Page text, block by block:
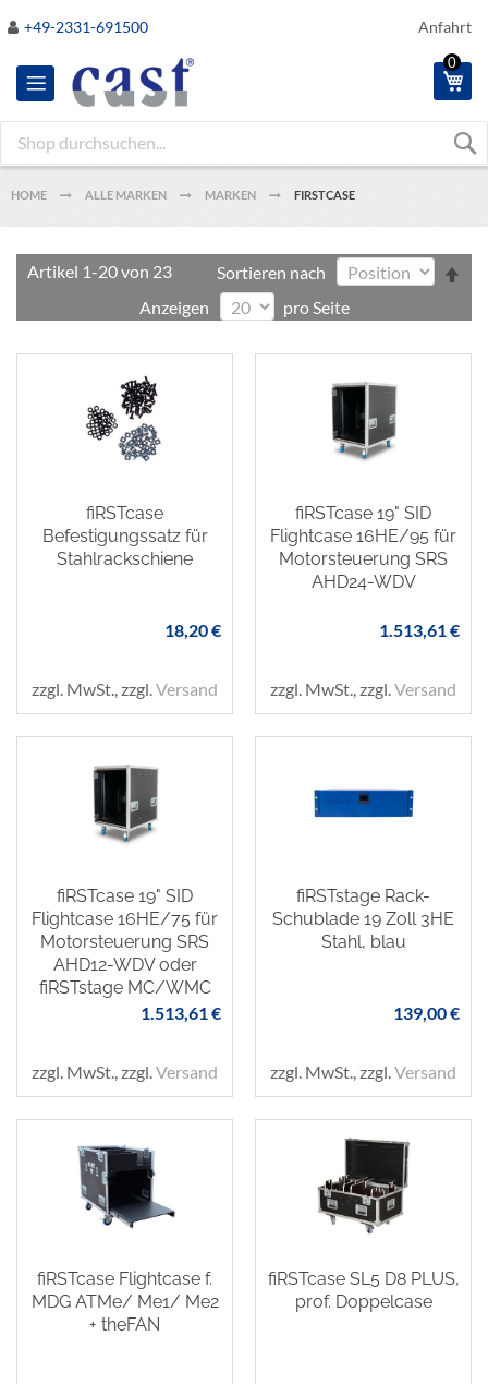
zum
Inhalt
+49-2331-691500 Anfahrt
0
HOME ALLE MARKEN MARKEN FIRSTCASE
Artikel 1-20von 23
Anzeigen
pro Seite
Sortieren nach
fiRSTcase
Befestigungssatz für
Stahlrackschiene
18,20 €
zzgl. MwSt., zzgl.Versand
fiRSTcase 19" SID
Flightcase 16HE/95 für
Motorsteuerung SRS
AHD24-WDV
1.513,61 €
zzgl. MwSt., zzgl.Versand
fiRSTcase 19" SID
Flightcase 16HE/75 für
Motorsteuerung SRS
AHD12-WDV oder
fiRSTstage MC/WMC
1.513,61 €
zzgl. MwSt., zzgl.Versand
fiRSTstage Rack-
Schublade 19 Zoll 3HE
Stahl, blau
139,00 €
zzgl. MwSt., zzgl.Versand
fiRSTcase Flightcase f.
MDG ATMe/ Me1/ Me2
+ theFAN
fiRSTcase SL5 D8 PLUS,
prof. Doppelcase